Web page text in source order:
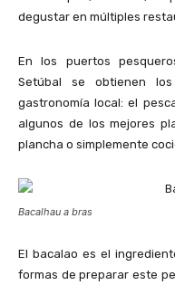
degustar en múltiples
En los puertos
Setúbal se obtienen
gastronomía local: el
algunos de los mejores
plancha o simplemente
Bacalhau a bras
El bacalao es el
formas de preparar este